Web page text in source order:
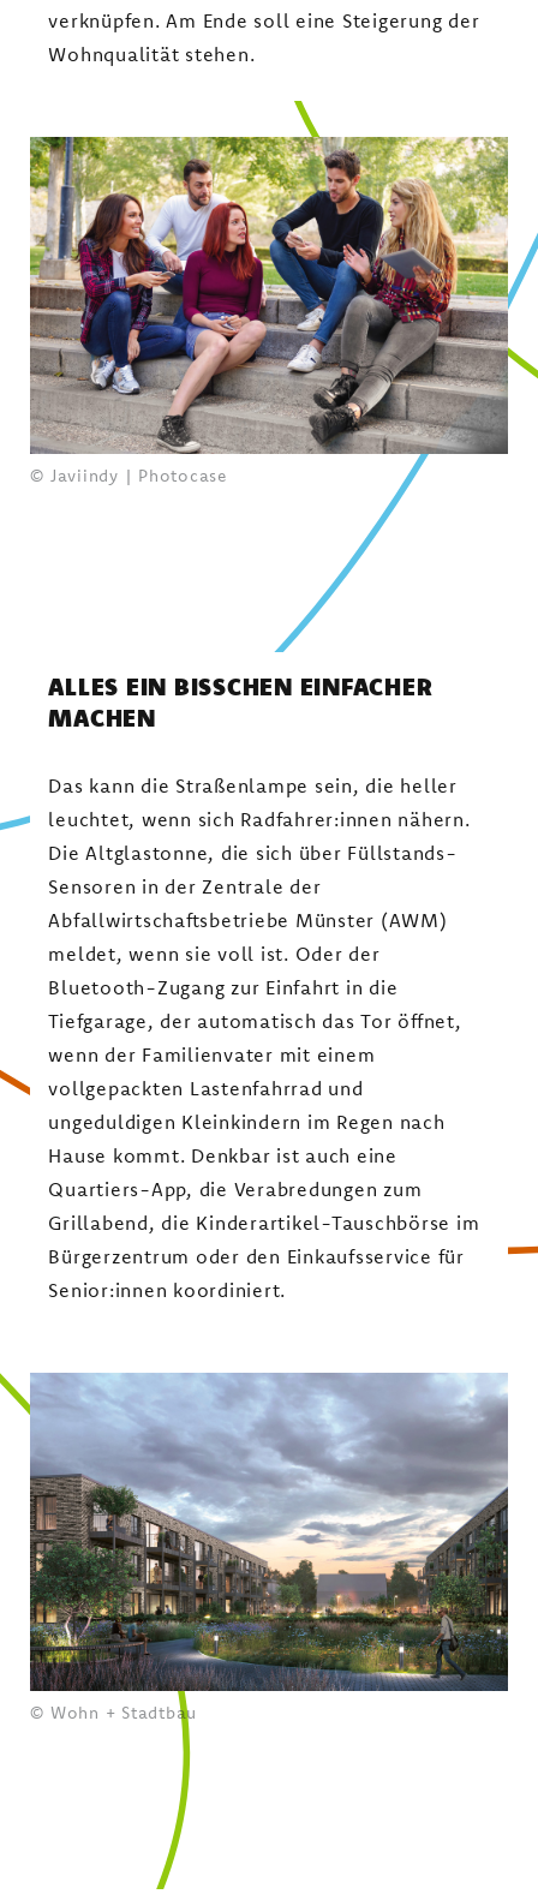
verknüpfen. Am Ende soll eine Steigerung der
Wohnqualität stehen.
© Javiindy | Photocase
© Wohn + Stadtbau
ALLES EIN BISSCHEN EINFACHER
MACHEN
Das kann die Straßenlampe sein, die heller
leuchtet, wenn sich Radfahrer:innen nähern.
Die Altglastonne, die sich über Füllstands-
Sensoren in der Zentrale der
Abfallwirtschaftsbetriebe Münster (AWM)
meldet, wenn sie voll ist. Oder der
Bluetooth-Zugang zur Einfahrt in die
Tiefgarage, der automatisch das Tor öffnet,
wenn der Familienvater mit einem
vollgepackten Lastenfahrrad und
ungeduldigen Kleinkindern im Regen nach
Hause kommt. Denkbar ist auch eine
Quartiers-App, die Verabredungen zum
Grillabend, die Kinderartikel-Tauschbörse im
Bürgerzentrum oder den Einkaufsservice für
Senior:innen koordiniert.